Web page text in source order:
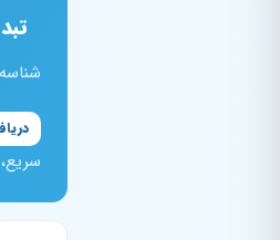
شناسه شبا
سریع،